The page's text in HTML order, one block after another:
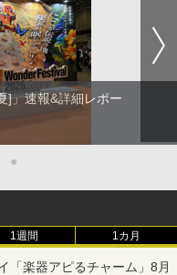
]」速報&詳細レポー
●
1週間 1カ月
「楽器アピるチャーム」8月